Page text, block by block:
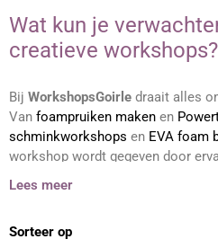
Wat kun je
creatieve workshops?
Bij WorkshopsGoirle draait alles
Van foampruiken maken en
schminkworkshops en EVA foam
workshop wordt gegeven door
Lees meer
Sorteer op